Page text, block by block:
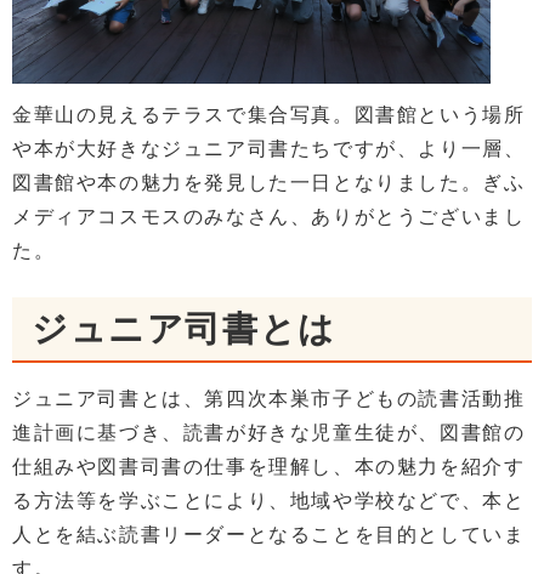
金華山の見えるテラスで集合写真。図書館という場所
や本が大好きなジュニア司書たちですが、より一層、
図書館や本の魅力を発見した一日となりました。ぎふ
メディアコスモスのみなさん、ありがとうございまし
た。
ジュニア司書とは
ジュニア司書とは、第四次本巣市子どもの読書活動推
進計画に基づき、読書が好きな児童生徒が、図書館の
仕組みや図書司書の仕事を理解し、本の魅力を紹介す
る方法等を学ぶことにより、地域や学校などで、本と
人とを結ぶ読書リーダーとなることを目的としていま
す。